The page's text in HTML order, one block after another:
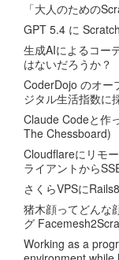
「大人のための
GPT 5.4 に
生成AIによるコー
はないだろうか？
CoderDojo のオー
ジタル生活指数に
Claude Codeと作
The Chessboard)
Cloudflareにリモ
ライアントから
さくらVPSに
猪木顔ってどんな
グ
Working as a